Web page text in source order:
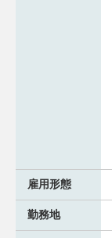
雇用形態
勤務地